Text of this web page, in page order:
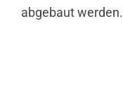
abgebaut werden.